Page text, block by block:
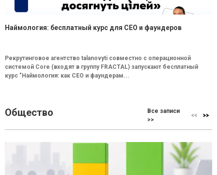
Наймология: бесплатный курс для CEO и фаундеров
Рекрутинговое агентство talanovyti совместно с операционной
системой Core (входят в группу FRACTAL) запускают бесплатный
курс "Наймология: как СEO и фаундерам...
Общество
Все записи
>>